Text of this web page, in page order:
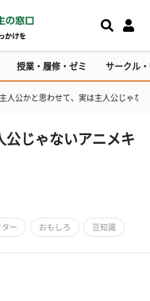
授業・履修・ゼミ サークル
主人公かと思わせて、実は主人公じゃな
公じゃないアニメキ
ター おもしろ 豆知識